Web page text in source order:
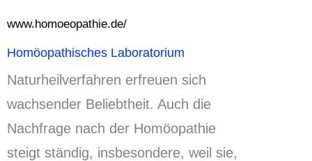
www.homoeopathie.de/
Homöopathisches Laboratorium
Naturheilverfahren erfreuen sich
wachsender Beliebtheit. Auch die
Nachfrage nach der Homöopathie
steigt ständig, insbesondere, weil sie,